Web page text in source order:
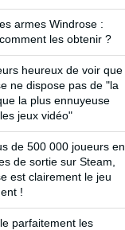
armes Windrose :
les obtenir ?
heureux de voir que
ne dispose pas de "la
la plus ennuyeuse
jeux vidéo"
de 500 000 joueurs en
de sortie sur Steam,
est clairement le jeu
!
parfaitement les